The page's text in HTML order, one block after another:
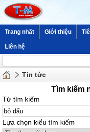
Trang nhất Giới thiệu
Liên hệ
Tin tức
Tìm kiếm
Từ tìm kiếm
Lựa chọn kiểu tìm kiếm